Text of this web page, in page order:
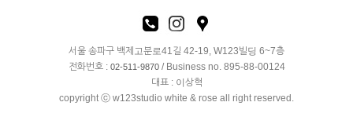
서울 송파구 백제고분로41길 42-19, W123빌딩 6~7층
전화번호 : 02-511-9870/ Business no. 895-88-00124
대표 : 이상혁
copyright ⓒ w123studio white & rose all right reserved.